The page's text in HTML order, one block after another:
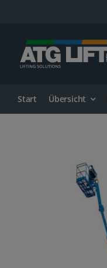
springen
Start Übersicht